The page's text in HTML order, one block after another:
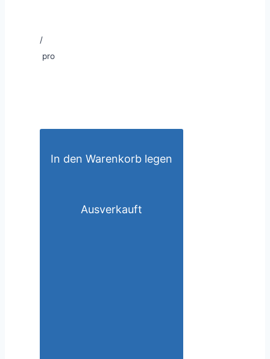
/
pro
In den Warenkorb legen
Ausverkauft